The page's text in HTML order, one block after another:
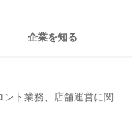
企業を知る
ト業務、店舗運営に関